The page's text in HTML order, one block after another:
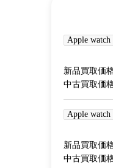
Apple watch
新品買取価
中古買取価
Apple watch
新品買取価
中古買取価